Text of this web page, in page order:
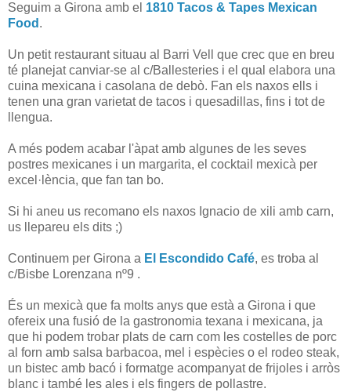
Seguim a Girona amb el 1810 Tacos & Tapes Mexican
Food .
Un petit restaurant situau al Barri Vell que crec que en breu
té planejat canviar-se al c/Ballesteries i el qual elabora una
cuina mexicana i casolana de debò. Fan els naxos ells i
tenen una gran varietat de tacos i quesadillas, fins i tot de
llengua.
A més podem acabar l'àpat amb algunes de les seves
postres mexicanes i un margarita, el cocktail mexicà per
excel·lència, que fan tan bo.
Si hi aneu us recomano els naxos Ignacio de xili amb carn,
us llepareu els dits ;)
Continuem per Girona a El Escondido Café, es troba al
c/Bisbe Lorenzana nº9 .
És un mexicà que fa molts anys que està a Girona i que
ofereix una fusió de la gastronomia texana i mexicana, ja
que hi podem trobar plats de carn com les costelles de porc
al forn amb salsa barbacoa, mel i espècies o el rodeo steak,
un bistec amb bacó i formatge acompanyat de frijoles i arròs
blanc i també les ales i els fingers de pollastre.